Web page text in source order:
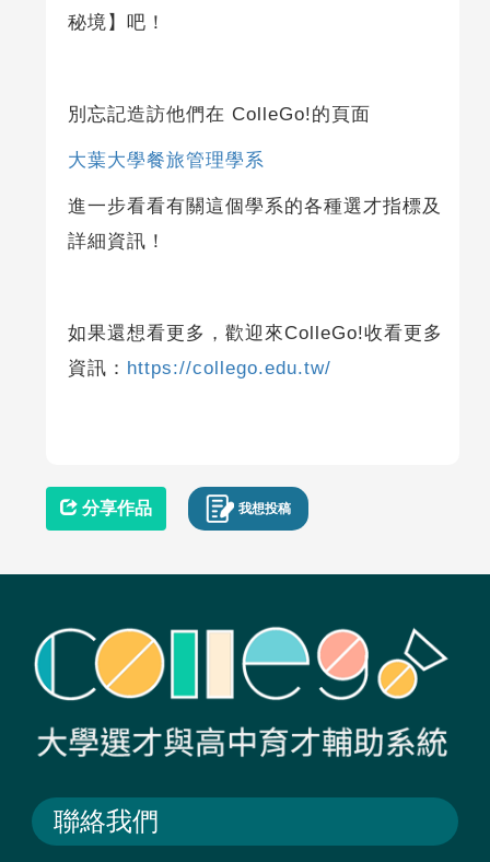
秘境】吧！
別忘記造訪他們在 ColleGo!的頁面
大葉大學餐旅管理學系
進一步看看有關這個學系的各種選才指標及
詳細資訊！
如果還想看更多，歡迎來ColleGo!收看更多
資訊： https://collego.edu.tw/
分享作品 我想投稿
聯絡我們